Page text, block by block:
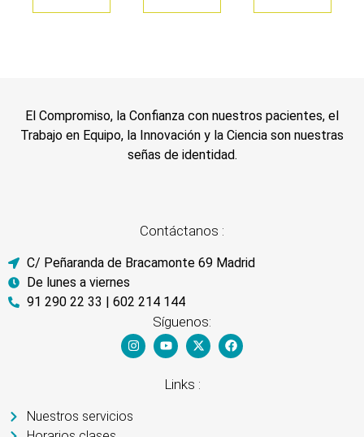
El Compromiso, la Confianza con nuestros pacientes, el
Trabajo en Equipo, la Innovación y la Ciencia son nuestras
señas de identidad.
Contáctanos :
C/ Peñaranda de Bracamonte 69 Madrid
De lunes a viernes
91 290 22 33 | 602 214 144
Síguenos:
Links :
Nuestros servicios